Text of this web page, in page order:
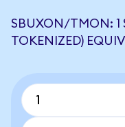
SBUXON/TMON: 1
TOKENIZED)